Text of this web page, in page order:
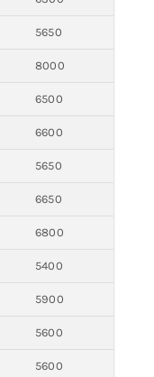
5650
8000
6500
6600
5650
6650
6800
5400
5900
5600
5600